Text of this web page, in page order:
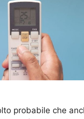
probabile che